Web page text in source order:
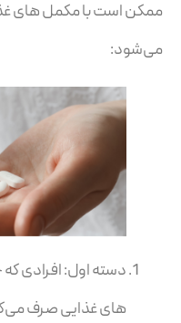
ممکن است با مکمل های
می‌شود:
دسته اول: افرادی
های غذایی صرف